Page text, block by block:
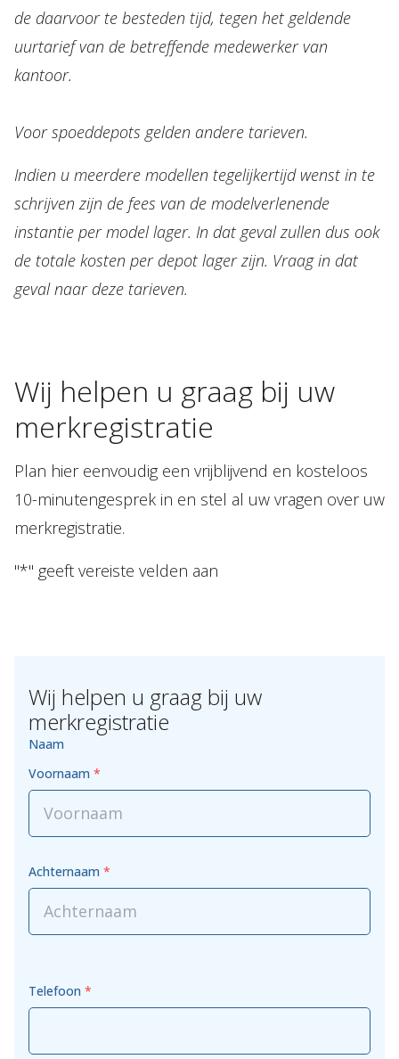
de daarvoor te besteden tijd, tegen het geldende
uurtarief van de betreffende medewerker van
kantoor.
Voor spoeddepots gelden andere tarieven.
Indien u meerdere modellen tegelijkertijd wenst in te
schrijven zijn de fees van de modelverlenende
instantie per model lager. In dat geval zullen dus ook
de totale kosten per depot lager zijn. Vraag in dat
geval naar deze tarieven.
Wij helpen u graag bij uw
merkregistratie
Plan hier eenvoudig een vrijblijvend en kosteloos
10-minutengesprek in en stel al uw vragen over uw
merkregistratie.
"*" geeft vereiste velden aan
Wij helpen u graag bij uw
merkregistratie
Naam
Voornaam *
Achternaam *
Telefoon *